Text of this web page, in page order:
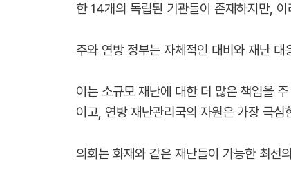
한 14개의 독립된 기관들이 존재하지만,
주와 연방 정부는 자체적인 대비와 재난
이는 소규모 재난에 대한 더 많은 책임을
이고, 연방 재난관리국의 자원은 가장 극
의회는 화재와 같은 재난들이 가능한 최선